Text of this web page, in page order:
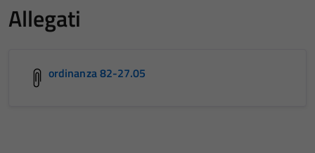
Allegati
ordinanza 82-27.05